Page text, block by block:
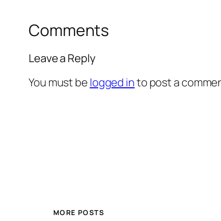
Comments
Leave a Reply
You must be logged into post a
MORE POSTS